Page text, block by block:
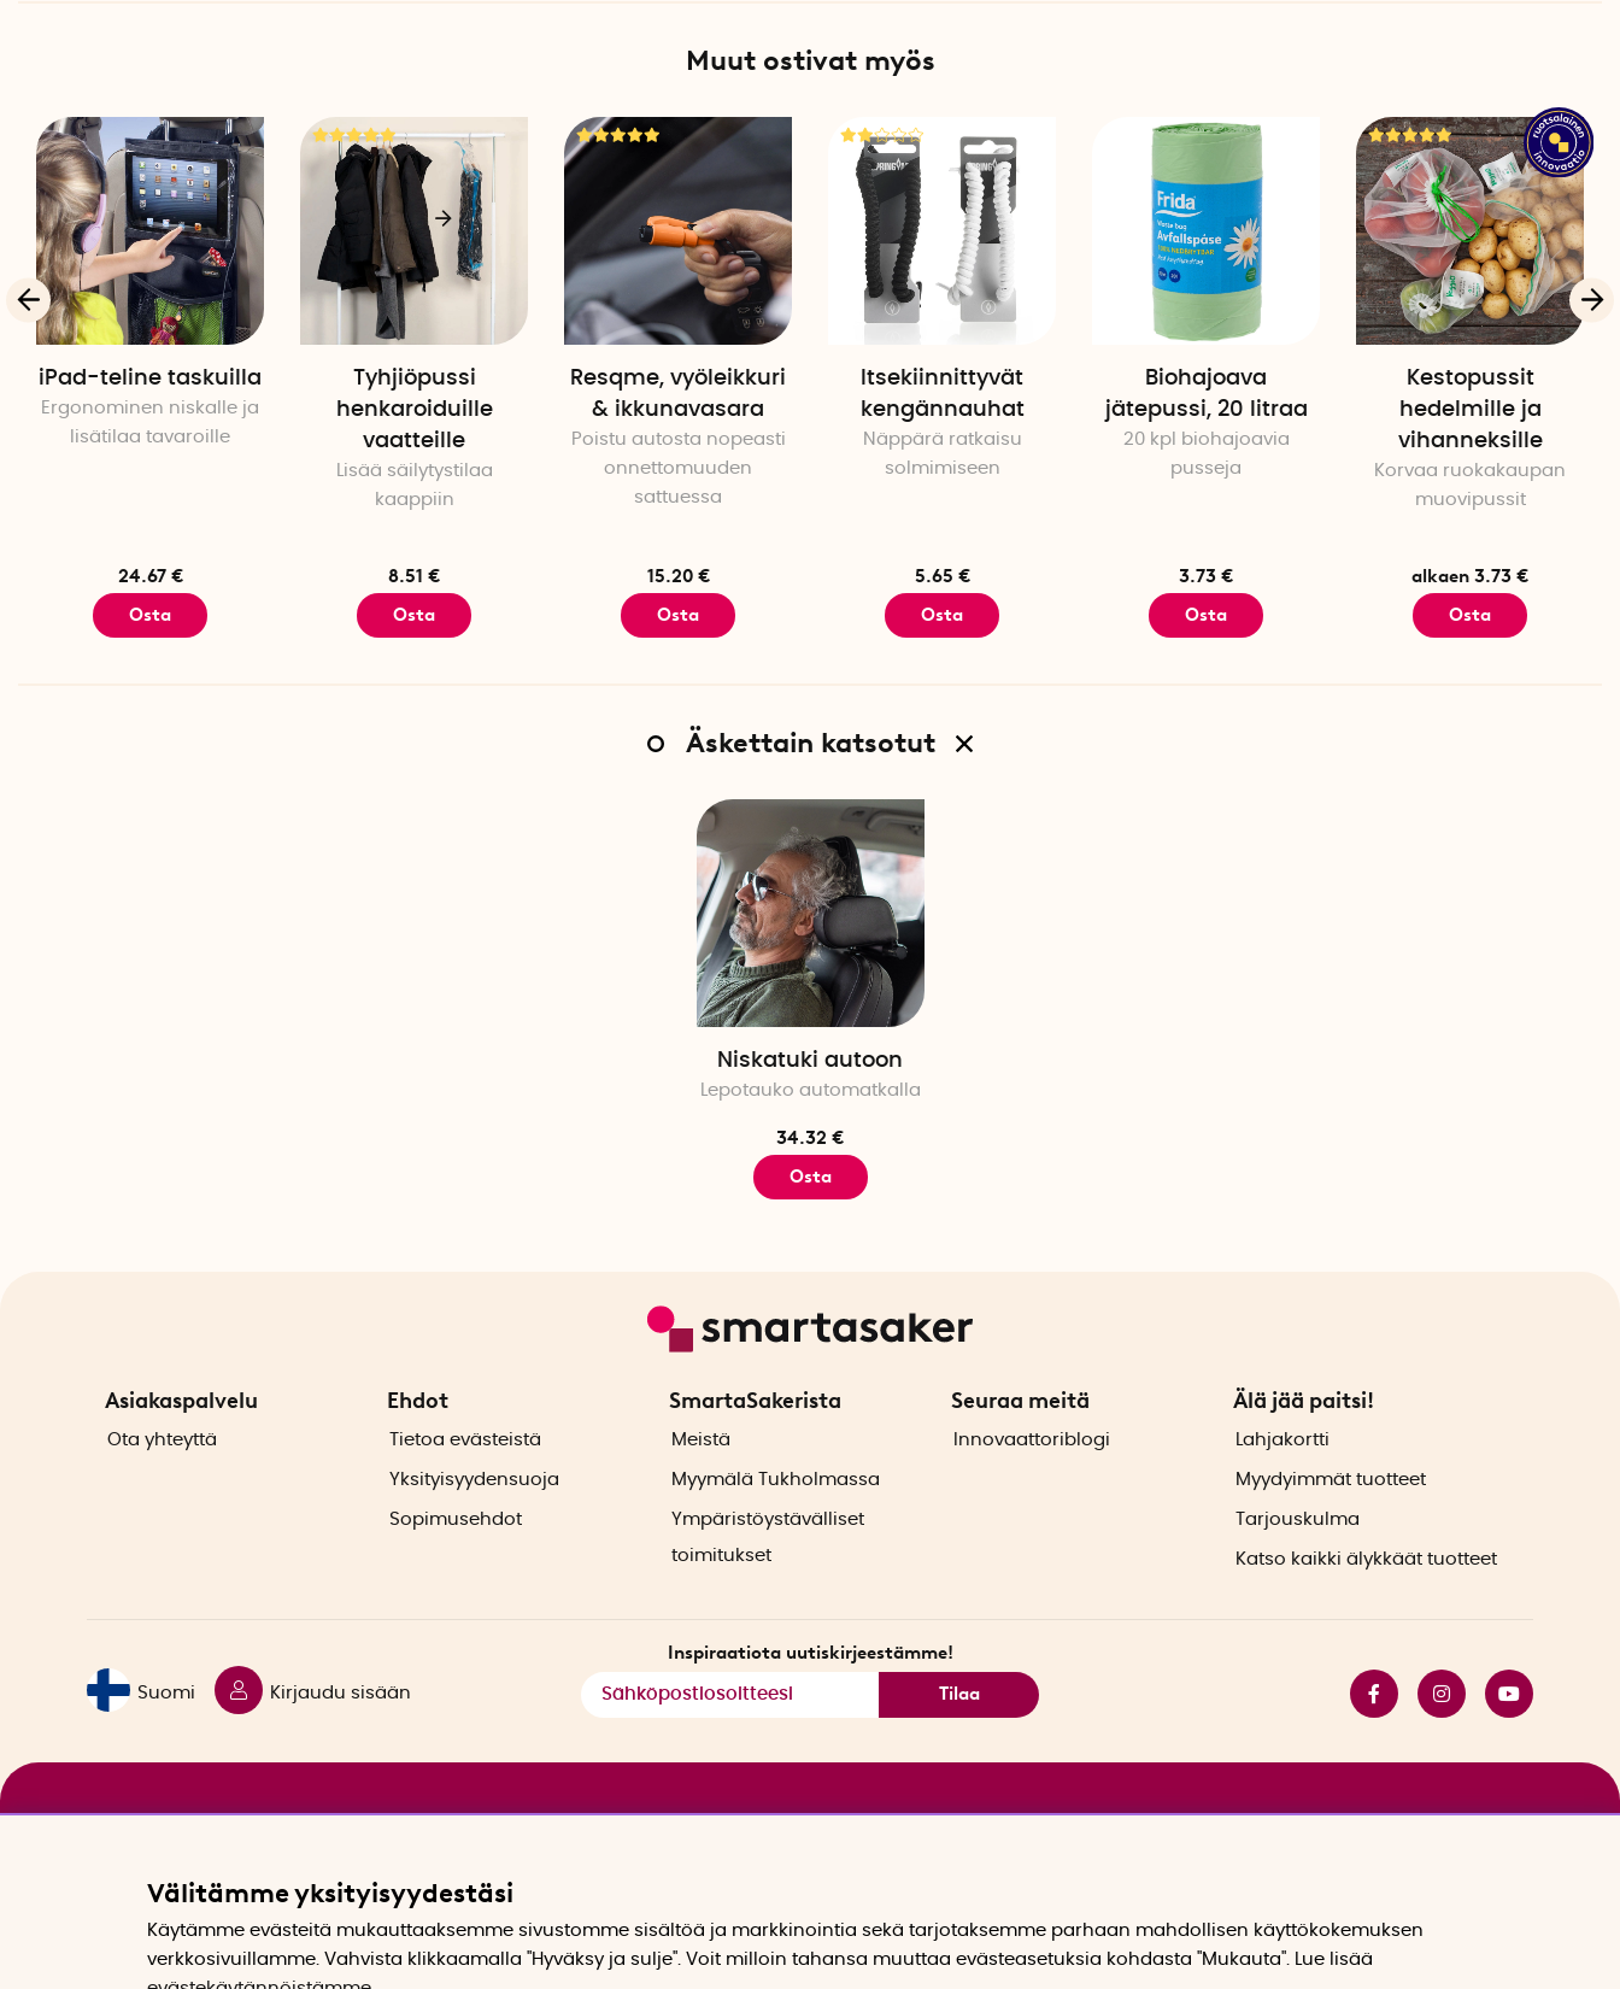
Muut ostivat myös
iPad-teline taskuilla
Ergonominen niskalle ja
lisätilaa tavaroille
24.67 €
Osta
Tyhjiöpussi
henkaroiduille
vaatteille
Lisää säilytystilaa
kaappiin
8.51 €
Osta
Resqme, vyöleikkuri
& ikkunavasara
Poistu autosta nopeasti
onnettomuuden
sattuessa
15.20 €
Osta
Itsekiinnittyvät
kengännauhat
Näppärä ratkaisu
solmimiseen
5.65 €
Osta
Biohajoava
jätepussi, 20 litraa
20 kpl biohajoavia
pusseja
3.73 €
Osta
Kestopussit
hedelmille ja
vihanneksille
Korvaa ruokakaupan
muovipussit
alkaen 3.73 €
Osta
Äskettain katsotut
Niskatuki autoon
Lepotauko automatkalla
34.32 €
Osta
Asiakaspalvelu
Ota yhteyttä
Ehdot
Tietoa evästeistä
Yksityisyydensuoja
Sopimusehdot
SmartaSakerista
Meistä
Myymälä Tukholmassa
Ympäristöystävälliset
toimitukset
Seuraa meitä
Innovaattoriblogi
Älä jää paitsi!
Lahjakortti
Myydyimmät tuotteet
Tarjouskulma
Katso kaikki älykkäät tuotteet
Suomi Kirjaudu sisään
Inspiraatiota uutiskirjeestämme!
Tilaa
Välitämme yksityisyydestäsi
Käytämme evästeitä mukauttaaksemme sivustomme sisältöä ja markkinointia sekä tarjotaksemme parhaan mahdollisen käyttökokemuksen
verkkosivuillamme. Vahvista klikkaamalla "Hyväksy ja sulje". Voit milloin tahansa muuttaa evästeasetuksia kohdasta "Mukauta". Lue lisää